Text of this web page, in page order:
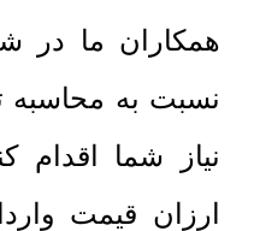
همکاران ما در
نسبت به محاسبه
نیاز شما اقدام